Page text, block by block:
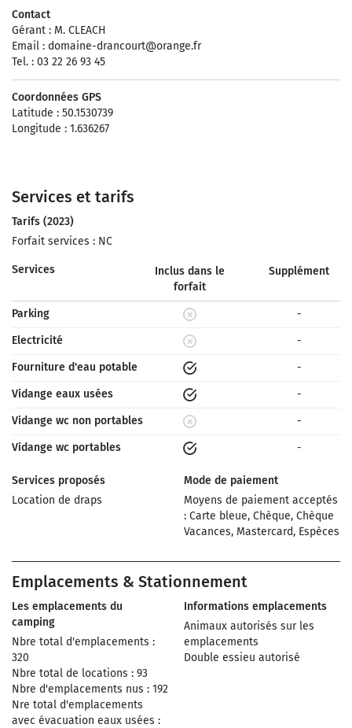
Contact
Gérant : M. CLEACH
Email : domaine-drancourt@orange.fr
Tel. : 03 22 26 93 45
Coordonnées GPS
Latitude : 50.1530739
Longitude : 1.636267
Services et tarifs
Tarifs (2023)
Forfait services : NC
Services
Inclus dans le
forfait
Supplément
Parking
-
Electricité
-
Fourniture d'eau potable
-
Vidange eaux usées
-
Vidange wc non portables
-
Vidange wc portables
-
Services proposés
Location de draps
Mode de paiement
Moyens de paiement acceptés
: Carte bleue, Chèque, Chèque
Vacances, Mastercard, Espèces
Emplacements & Stationnement
Les emplacements du
camping
Nbre total d'emplacements :
320
Nbre total de locations : 93
Nbre d'emplacements nus : 192
Nre total d'emplacements
avec évacuation eaux usées :
Informations emplacements
Animaux autorisés sur les
emplacements
Double essieu autorisé